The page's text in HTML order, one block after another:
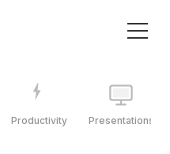
Productivity Presentations